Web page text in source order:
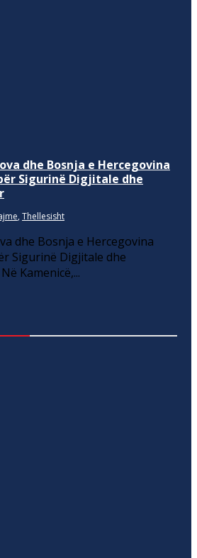
dhe Bosnja e Hercegovina
Sigurinë Digjitale dhe
, Thellesisht
dhe Bosnja e Hercegovina
Sigurinë Digjitale dhe
Kamenicë,...